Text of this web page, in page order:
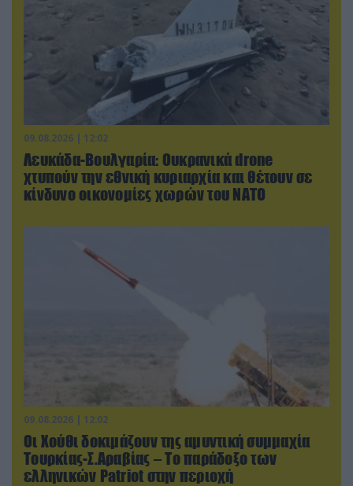
09.08.2026 | 12:02
Λευκάδα-Βουλγαρία: Ουκρανικά drone
χτυπούν την εθνική κυριαρχία και θέτουν σε
κίνδυνο οικονομίες χωρών του ΝΑΤΟ
09.08.2026 | 12:02
Οι Χούθι δοκιμάζουν της αμυντική συμμαχία
Τουρκίας-Σ.Αραβίας – Το παράδοξο των
ελληνικών Patriot στην περιοχή